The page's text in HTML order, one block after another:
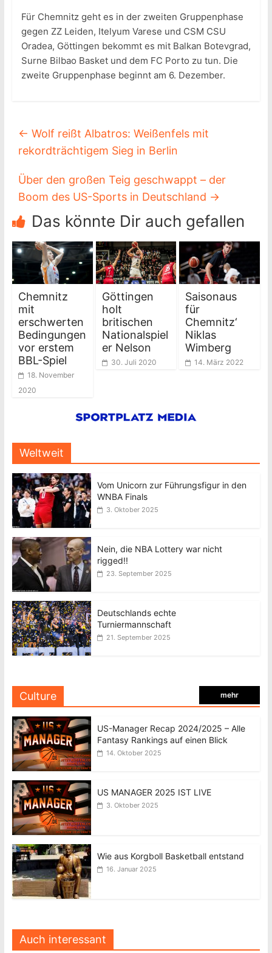
Für Chemnitz geht es in der zweiten Gruppenphase
gegen ZZ Leiden, Itelyum Varese und CSM CSU
Oradea, Göttingen bekommt es mit Balkan Botevgrad,
Surne Bilbao Basket und dem FC Porto zu tun. Die
zweite Gruppenphase beginnt am 6. Dezember.
← Wolf reißt Albatros: Weißenfels mit
rekordträchtigem Sieg in Berlin
Über den großen Teig geschwappt – der
Boom des US-Sports in Deutschland →
Das könnte Dir auch gefallen
Chemnitz
mit
erschwerten
Bedingungen
vor erstem
BBL-Spiel
18. November
2020
Göttingen
holt
britischen
Nationalspiel
er Nelson
30. Juli 2020
Saisonaus
für
Chemnitz‘
Niklas
Wimberg
14. März 2022
Weltweit
Vom Unicorn zur Führungsfigur in den
WNBA Finals
3. Oktober 2025
Nein, die NBA Lottery war nicht
rigged!!
23. September 2025
Deutschlands echte
Turniermannschaft
21. September 2025
Culture mehr
US-Manager Recap 2024/2025 – Alle
Fantasy Rankings auf einen Blick
14. Oktober 2025
US MANAGER 2025 IST LIVE
3. Oktober 2025
Wie aus Korgboll Basketball entstand
16. Januar 2025
Auch interessant